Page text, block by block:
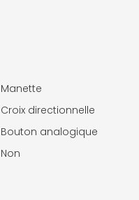
Manette
Croix directionnelle
Bouton analogique
Non